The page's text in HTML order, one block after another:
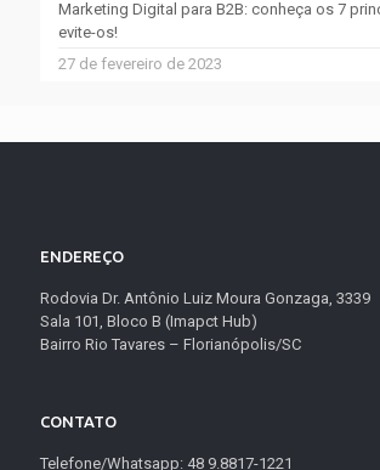
Marketing Digital para B2B: conheça os 7
evite-os!
27 de fevereiro de 2023
ENDEREÇO
Rodovia Dr. Antônio Luiz Moura Gonzaga, 3339
Sala 101, Bloco B (Imapct Hub)
Bairro Rio Tavares – Florianópolis/SC
CONTATO
Telefone/Whatsapp: 48 9.8817-1221